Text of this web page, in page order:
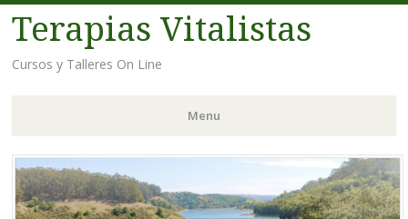
Terapias Vitalistas
Cursos y Talleres On Line
Menu
Skip
to
content